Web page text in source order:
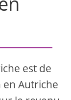
est de
en Autriche